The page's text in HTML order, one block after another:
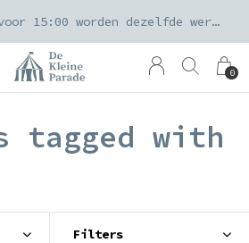
0
Orders geplaatst voor 15:00 worden dezelfde werkdag verzonden
tagged with
Filters